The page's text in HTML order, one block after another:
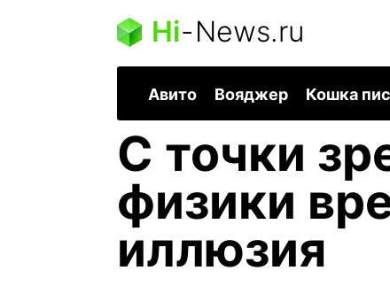
Hi-News.ru
Авито Вояджер Кошка
С точки
физики
иллюзия